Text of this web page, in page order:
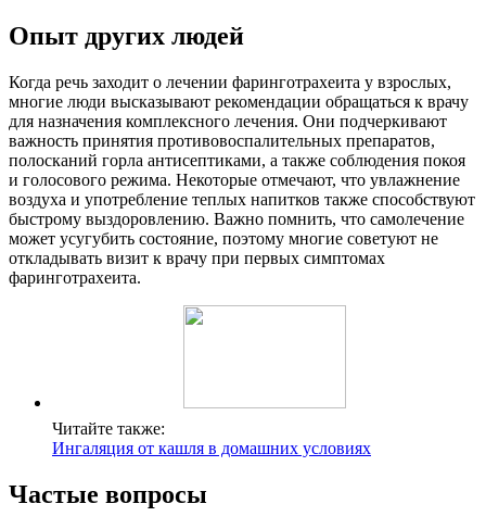
Опыт других людей
Когда речь заходит о лечении фаринготрахеита у взрослых,
многие люди высказывают рекомендации обращаться к врачу
для назначения комплексного лечения. Они подчеркивают
важность принятия противовоспалительных препаратов,
полосканий горла антисептиками, а также соблюдения покоя
и голосового режима. Некоторые отмечают, что увлажнение
воздуха и употребление теплых напитков также способствуют
быстрому выздоровлению. Важно помнить, что самолечение
может усугубить состояние, поэтому многие советуют не
откладывать визит к врачу при первых симптомах
фаринготрахеита.
Читайте также:
Ингаляция от кашля в домашних условиях
Частые вопросы